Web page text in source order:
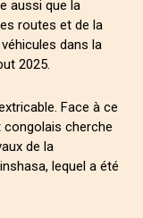
aussi que la
routes et de la
dans la
2025.
Face à ce
cherche
de la
lequel a été